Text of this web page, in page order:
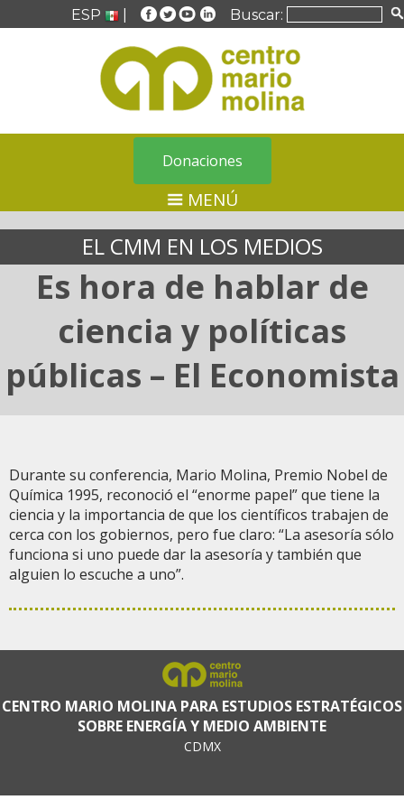
ESP Buscar:
Donaciones
MENÚ
EL CMM EN LOS MEDIOS
Es hora de hablar de
ciencia y políticas
públicas – El Economista
Durante su conferencia, Mario Molina, Premio Nobel de
Química 1995, reconoció el “enorme papel” que tiene la
ciencia y la importancia de que los científicos trabajen de
cerca con los gobiernos, pero fue claro: “La asesoría sólo
funciona si uno puede dar la asesoría y también que
alguien lo escuche a uno”.
CENTRO MARIO MOLINA PARA ESTUDIOS ESTRATÉGICOS
SOBRE ENERGÍA Y MEDIO AMBIENTE
CDMX